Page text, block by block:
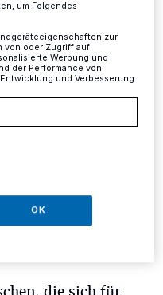
im
Mal am Samstag,
wird.
um Folgendes
zur
von oder Zugriff auf
Werbung und
der Performance von
und Verbesserung
OK